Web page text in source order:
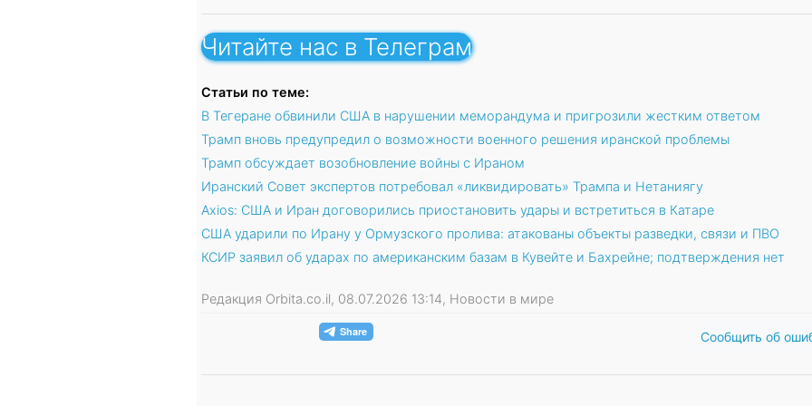
Читайте нас в Телеграм
Статьи по теме:
В Тегеране обвинили США в нарушении меморандума и пригрозили жестким ответом
Трамп вновь предупредил о возможности военного решения иранской проблемы
Трамп обсуждает возобновление войны с Ираном
Иранский Совет экспертов потребовал «ликвидировать» Трампа и Нетаниягу
Axios: США и Иран договорились приостановить удары и встретиться в Катаре
США ударили по Ирану у Ормузского пролива: атакованы объекты разведки, связи и ПВО
КСИР заявил об ударах по американским базам в Кувейте и Бахрейне; подтверждения нет
Редакция Orbita.co.il, 08.07.2026 13:14, Новости в мире
Сообщить об